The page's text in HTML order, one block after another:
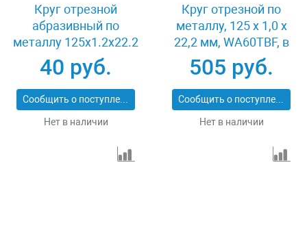
Круг отрезной
абразивный по
металлу 125x1.2x22.2
мм Луга 3612-125-1.2
40 руб.
Сообщить о поступлении
Нет в наличии
Круг отрезной по
металлу, 125 х 1,0 х
22,2 мм, WA60TBF, в
метал.банке, 10 шт.
Denzel 737610
505 руб.
Сообщить о поступлении
Нет в наличии